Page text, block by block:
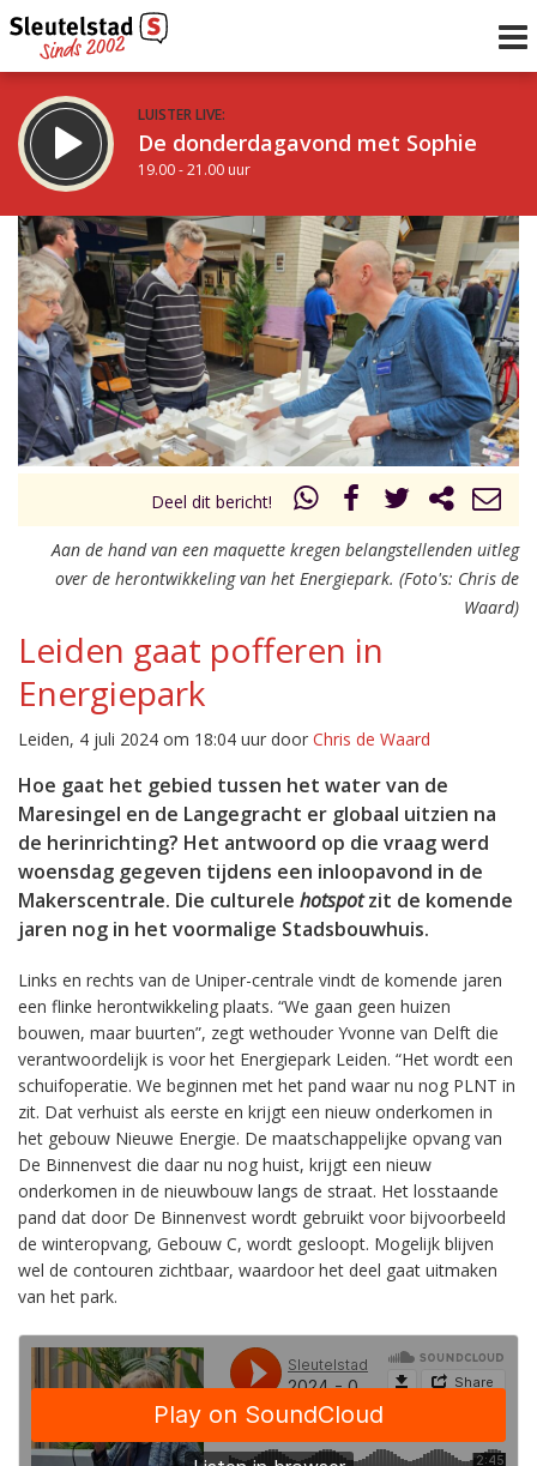
LUISTER LIVE:
De donderdagavond met Sophie
19.00 - 21.00 uur
STRAKS:
De avond van Sleutelstad
21.00 - 0.00 uur
Vorig uur
uur 1 van 0 Volgend uur
Inklappen
Deel dit bericht!
Aan de hand van een maquette kregen belangstellenden uitleg
over de herontwikkeling van het Energiepark. (Foto's: Chris de
Waard)
Leiden gaat pofferen in
Energiepark
Leiden, 4 juli 2024 om 18:04 uur door Chris de Waard
Hoe gaat het gebied tussen het water van de
Maresingel en de Langegracht er globaal uitzien na
de herinrichting? Het antwoord op die vraag werd
woensdag gegeven tijdens een inloopavond in de
Makerscentrale. Die culturele hotspotzit de komende
jaren nog in het voormalige Stadsbouwhuis.
Links en rechts van de Uniper-centrale vindt de komende jaren
een flinke herontwikkeling plaats. “We gaan geen huizen
bouwen, maar buurten”, zegt wethouder Yvonne van Delft die
verantwoordelijk is voor het Energiepark Leiden. “Het wordt een
schuifoperatie. We beginnen met het pand waar nu nog PLNT in
zit. Dat verhuist als eerste en krijgt een nieuw onderkomen in
het gebouw Nieuwe Energie. De maatschappelijke opvang van
De Binnenvest die daar nu nog huist, krijgt een nieuw
onderkomen in de nieuwbouw langs de straat. Het losstaande
pand dat door De Binnenvest wordt gebruikt voor bijvoorbeeld
de winteropvang, Gebouw C, wordt gesloopt. Mogelijk blijven
wel de contouren zichtbaar, waardoor het deel gaat uitmaken
van het park.